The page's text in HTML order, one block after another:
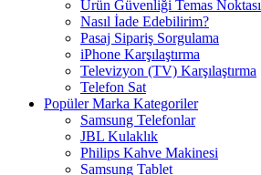
Ürün Güvenliği Temas Noktası
Nasıl İade Edebilirim?
Pasaj Sipariş Sorgulama
iPhone Karşılaştırma
Televizyon (TV) Karşılaştırma
Telefon Sat
Popüler Marka Kategoriler
Samsung Telefonlar
JBL Kulaklık
Philips Kahve Makinesi
Samsung Tablet